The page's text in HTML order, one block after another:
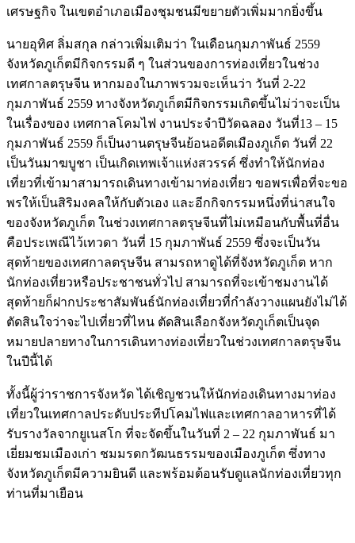
เศรษฐกิจ ในเขตอำเภอเมืองชุมชนมีขยายตัวเพิ่มมากยิ่งขึ้น
นายอุทิศ ลิ่มสกุล กล่าวเพิ่มเติมว่า ในเดือนกุมภาพันธ์ 2559
จังหวัดภูเก็ตมีกิจกรรมดี ๆ ในส่วนของการท่องเที่ยวในช่วง
เทศกาลตรุษจีน หากมองในภาพรวมจะเห็นว่า วันที่ 2-22
กุมภาพันธ์ 2559 ทางจังหวัดภูเก็ตมีกิจกรรมเกิดขึ้นไม่ว่าจะเป็น
ในเรื่องของ เทศกาลโคมไฟ งานประจำปีวัดฉลอง วันที่13 – 15
กุมภาพันธ์ 2559 ก็เป็นงานตรุษจีนย้อนอดีตเมืองภูเก็ต วันที่ 22
เป็นวันมาฆบูชา เป็นเกิดเทพเจ้าแห่งสวรรค์ ซึ่งทำให้นักท่อง
เที่ยวที่เข้ามาสามารถเดินทางเข้ามาท่องเที่ยว ขอพรเพื่อที่จะขอ
พรให้เป็นสิริมงคลให้กับตัวเอง และอีกกิจกรรมหนึ่งที่น่าสนใจ
ของจังหวัดภูเก็ต ในช่วงเทศกาลตรุษจีนที่ไม่เหมือนกับพื้นที่อื่น
คือประเพณีไว้เทวดา วันที่ 15 กุมภาพันธ์ 2559 ซึ่งจะเป็นวัน
สุดท้ายของเทศกาลตรุษจีน สามรถหาดูได้ที่จังหวัดภูเก็ต หาก
นักท่องเที่ยวหรือประชาชนทั่วไป สามารถที่จะเข้าชมงานได้
สุดท้ายก็ฝากประชาสัมพันธ์นักท่องเที่ยวที่กำลังวางแผนยังไม่ได้
ตัดสินใจว่าจะไปเที่ยวที่ไหน ตัดสินเลือกจังหวัดภูเก็ตเป็นจุด
หมายปลายทางในการเดินทางท่องเที่ยวในช่วงเทศกาลตรุษจีน
ในปีนี้ได้
ทั้งนี้ผู้ว่าราชการจังหวัด ได้เชิญชวนให้นักท่องเดินทางมาท่อง
เที่ยวในเทศกาลประดับประทีปโคมไฟและเทศกาลอาหารที่ได้
รับรางวัลจากยูเนสโก ที่จะจัดขึ้นในวันที่ 2 – 22 กุมภาพันธ์ มา
เยี่ยมชมเมืองเก่า ชมมรดกวัฒนธรรมของเมืองภูเก็ต ซึ่งทาง
จังหวัดภูเก็ตมีความยินดี และพร้อมต้อนรับดูแลนักท่องเที่ยวทุก
ท่านที่มาเยือน